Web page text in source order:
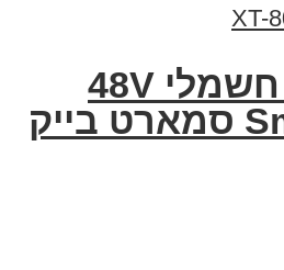
קורנקינט חשמלי 48V
Smart Bike סמארט בייק